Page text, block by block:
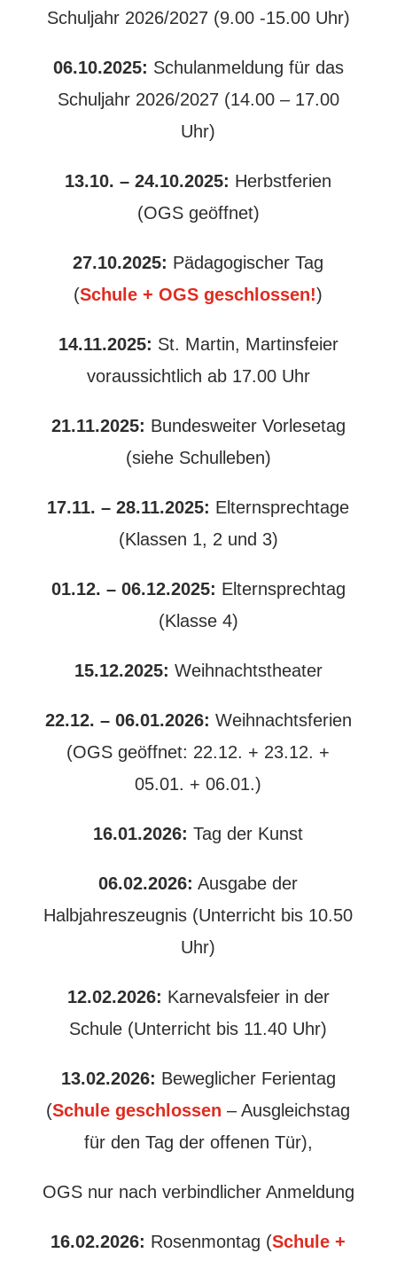
Schuljahr 2026/2027 (9.00 -15.00 Uhr)
06.10.2025: Schulanmeldung für das
Schuljahr 2026/2027 (14.00 – 17.00
Uhr)
13.10. – 24.10.2025: Herbstferien
(OGS geöffnet)
27.10.2025: Pädagogischer Tag
(Schule + OGS geschlossen!)
14.11.2025: St. Martin, Martinsfeier
voraussichtlich ab 17.00 Uhr
21.11.2025: Bundesweiter Vorlesetag
(siehe Schulleben)
17.11. – 28.11.2025: Elternsprechtage
(Klassen 1, 2 und 3)
01.12. – 06.12.2025: Elternsprechtag
(Klasse 4)
15.12.2025: Weihnachtstheater
22.12. – 06.01.2026: Weihnachtsferien
(OGS geöffnet: 22.12. + 23.12. +
05.01. + 06.01.)
16.01.2026: Tag der Kunst
06.02.2026: Ausgabe der
Halbjahreszeugnis (Unterricht bis 10.50
Uhr)
12.02.2026: Karnevalsfeier in der
Schule (Unterricht bis 11.40 Uhr)
13.02.2026: Beweglicher Ferientag
(Schule geschlossen – Ausgleichstag
für den Tag der offenen Tür),
OGS nur nach verbindlicher Anmeldung
16.02.2026: Rosenmontag (Schule +